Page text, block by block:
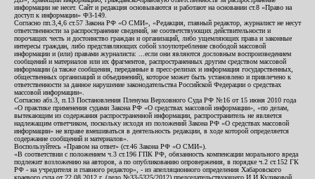
информации не несет. Сайт и редакция основываются и работают на основании ст.8 «Право на
доступ к информации» ФЗ-149.
Согласно пп.3,4,6 ст.57 Закона РФ «О СМИ», «Редакция, главный редактор, журналист не несут
ответственности за распространение сведений, не соответствующих действительности и
порочащих честь и достоинство граждан и организаций, либо ущемляющих права и законные
интересы граждан, либо представляющих собой злоупотребление свободой массовой
информации и (или) правами журналиста: ...если они являются дословным воспроизведением
сообщений и материалов или их фрагментов, распространенных другим средством массовой
информации (а также сообщения, переданные в пресс-релизах и информация государственных,
общественных организаций и объединений), которое может быть установлено и привлечено к
ответственности за данное нарушение законодательства Российской Федерации о средствах
массовой информации».
Согласно абз.3, п.13 Постановления Пленума Верховного Суда РФ №16 от 15 июня 2010 года
«О практике применения судами Закона РФ «О средствах массовой информации», «по делам,
вытекающим из содержания распространенной информации, распространитель не является
надлежащим ответчиком, поскольку исходя из положений Закона РФ «О средствах массовой
информации» не вправе вмешиваться в деятельность редакции, в ходе которой определяется
содержание сообщений и материалов».
Воспользуйтесь «Правом на ответ» (ст.46 Закона РФ «О СМИ»).
«В соответствии с положением ч.3 ст.196 ГПК РФ, обязанность компенсации морального вреда
подлежит возложению на авторов, а по опубликованию опровержения, в порядке ч.2 ст.152 ГК
РФ - на учредителя и главного редактор», - из апелляционного определения Хабаровского
краевого суда от 22.08.2012 г. (дело №33-5325/2012) председательствующего И.И.Куликовой,